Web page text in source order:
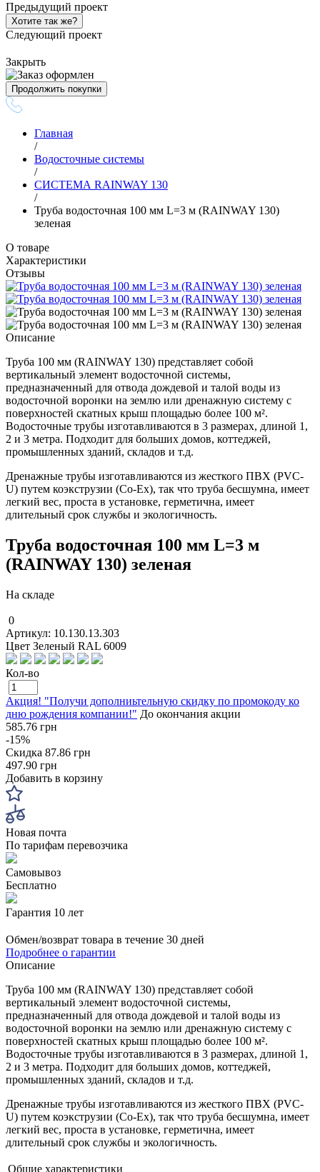
Предыдущий проект
Хотите так же?
Следующий проект
Закрыть
Продолжить покупки
Главная
/
Водосточные системы
/
СИСТЕМА RAINWAY 130
/
Труба водосточная 100 мм L=3 м (RAINWAY 130)
зеленая
О товаре
Характеристики
Отзывы
Описание
Труба 100 мм (RAINWAY 130) представляет собой
вертикальный элемент водосточной системы,
предназначенный для отвода дождевой и талой воды из
водосточной воронки на землю или дренажную систему с
поверхностей скатных крыш площадью более 100 м².
Водосточные трубы изготавливаются в 3 размерах, длиной 1,
2 и 3 метра. Подходит для больших домов, коттеджей,
промышленных зданий, складов и т.д.
Дренажные трубы изготавливаются из жесткого ПВХ (PVC-
U) путем коэкструзии (Co-Ex), так что труба бесшумна, имеет
легкий вес, проста в установке, герметична, имеет
длительный срок службы и экологичность.
Труба водосточная 100 мм L=3 м
(RAINWAY 130) зеленая
На складе
0
Артикул: 10.130.13.303
Цвет Зеленый RAL 6009
Кол-во
Акция! "Получи дополниьтельную скидку по промокоду ко
дню рождения компании!" До окончания акции
585.76 грн
-15%
Скидка 87.86 грн
497.90 грн
Добавить в корзину
Новая почта
По тарифам перевозчика
Самовывоз
Бесплатно
Гарантия 10 лет
Обмен/возврат товара в течение 30 дней
Подробнее о гарантии
Описание
Труба 100 мм (RAINWAY 130) представляет собой
вертикальный элемент водосточной системы,
предназначенный для отвода дождевой и талой воды из
водосточной воронки на землю или дренажную систему с
поверхностей скатных крыш площадью более 100 м².
Водосточные трубы изготавливаются в 3 размерах, длиной 1,
2 и 3 метра. Подходит для больших домов, коттеджей,
промышленных зданий, складов и т.д.
Дренажные трубы изготавливаются из жесткого ПВХ (PVC-
U) путем коэкструзии (Co-Ex), так что труба бесшумна, имеет
легкий вес, проста в установке, герметична, имеет
длительный срок службы и экологичность.
Общие характеристики